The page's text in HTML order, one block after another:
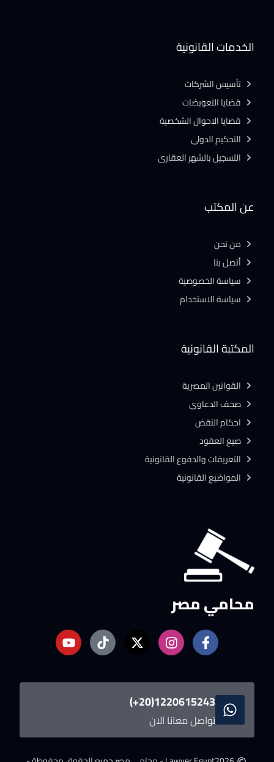
محامي مصر
1220615243(20+)
تواصل معانا الان
المكتبة القانونية
القوانين المصرية
صحف الدعاوى
احكام النقض
صيغ العقود
التعريفات والدفوع القانونية
المواضيع القانونية
عن المكتب
من نحن
أتصل بنا
سياسة الخصوصية
سياسة الاستخدام
الخدمات القانونية
تأسيس الشركات
قضايا التعويضات
قضايا الاحوال الشخصية
التحكيم الدولى
التسجيل بالشهر العقارى